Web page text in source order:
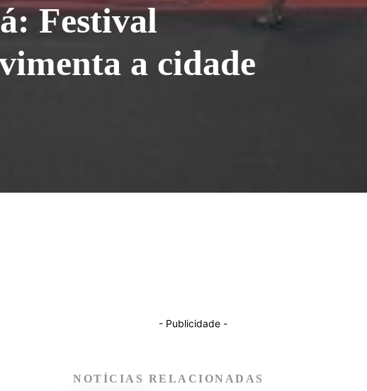
Festival
a cidade
- Publicidade -
NOTÍCIAS RELACIONADAS